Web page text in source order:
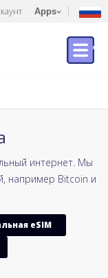
Apps
интернет. Мы
например Bitcoin и
eSIM